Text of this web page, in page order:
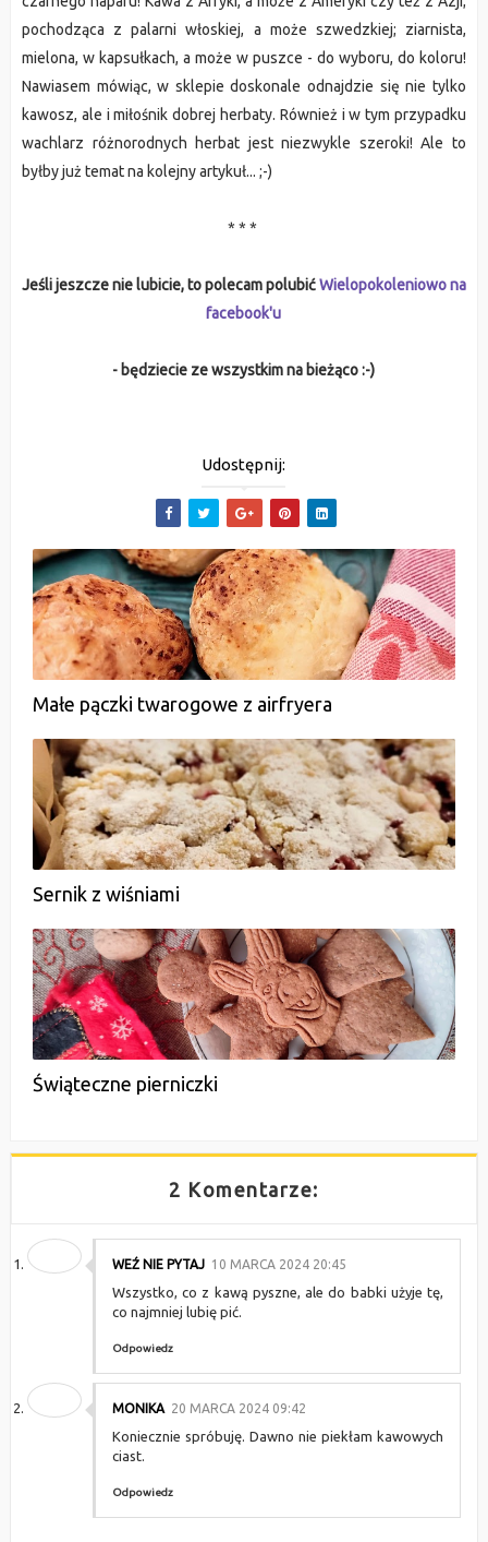
pochodząca z palarni włoskiej, a może szwedzkiej; ziarnista,
mielona, w kapsułkach, a może w puszce - do wyboru, do koloru!
Nawiasem mówiąc, w sklepie doskonale odnajdzie się nie tylko
kawosz, ale i miłośnik dobrej herbaty. Również i w tym przypadku
wachlarz różnorodnych herbat jest niezwykle szeroki! Ale to
byłby już temat na kolejny artykuł... ;-)
* * *
Jeśli jeszcze nie lubicie, to polecam polubićWielopokoleniowo na
facebook'u
- będziecie ze wszystkim na bieżąco :-)
Udostępnij:
Małe pączki twarogowe z airfryera
Sernik z wiśniami
Świąteczne pierniczki
2 Komentarze:
WEŹ NIE PYTAJ 10 MARCA 2024 20:45
Wszystko, co z kawą pyszne, ale do babki użyje tę,
co najmniej lubię pić.
Odpowiedz
MONIKA 20 MARCA 2024 09:42
Koniecznie spróbuję. Dawno nie piekłam kawowych
ciast.
Odpowiedz